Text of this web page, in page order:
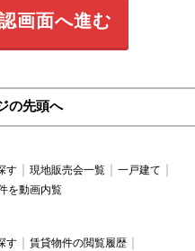
画面へ進む
の先頭へ
す 現地販売会一覧
一戸建て
を動画内覧
す
賃貸物件の閲覧履歴